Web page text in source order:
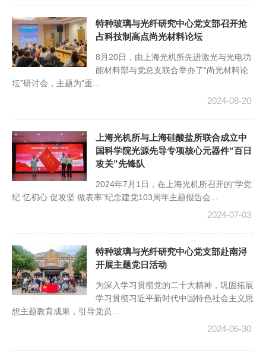
特种玻璃与光纤研究中心党支部召开抢
占科技制高点尚光材料论坛
8月20日，由上海光机所先进激光与光电功
能材料部与党总支联合举办了“尚光材料论
坛”研讨会，主题为“重...
2024-08-20
上海光机所与上海硅酸盐所联合成立中
国科学院光源先导专项核心元器件“百日
攻关”先锋队
2024年7月1日，在上海光机所召开的“学党
纪 忆初心 促攻坚 做表率”纪念建党103周年主题报告会...
2024-07-03
特种玻璃与光纤研究中心党支部赴南浔
开展主题党日活动
为深入学习贯彻党的二十大精神，巩固拓展
学习贯彻习近平新时代中国特色社会主义思
想主题教育成果，引导党员...
2024-06-30